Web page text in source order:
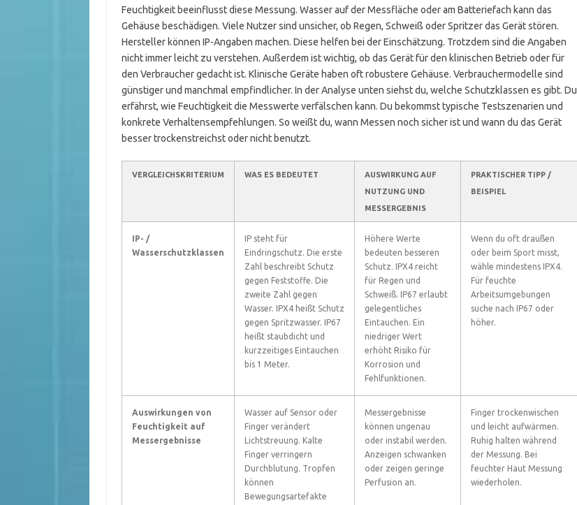
Feuchtigkeit beeinflusst diese Messung. Wasser auf der Messfläche oder am Batteriefach kann das
Gehäuse beschädigen. Viele Nutzer sind unsicher, ob Regen, Schweiß oder Spritzer das Gerät stören.
Hersteller können IP-Angaben machen. Diese helfen bei der Einschätzung. Trotzdem sind die Angaben
nicht immer leicht zu verstehen. Außerdem ist wichtig, ob das Gerät für den klinischen Betrieb oder für
den Verbraucher gedacht ist. Klinische Geräte haben oft robustere Gehäuse. Verbrauchermodelle sind
günstiger und manchmal empfindlicher. In der Analyse unten siehst du, welche Schutzklassen es gibt. Du
erfährst, wie Feuchtigkeit die Messwerte verfälschen kann. Du bekommst typische Testszenarien und
konkrete Verhaltensempfehlungen. So weißt du, wann Messen noch sicher ist und wann du das Gerät
besser trockenstreichst oder nicht benutzt.
VERGLEICHSKRITERIUM WAS ES BEDEUTET
AUSWIRKUNG AUF
NUTZUNG UND
MESSERGEBNIS
PRAKTISCHER TIPP /
BEISPIEL
IP- /
Wasserschutzklassen
IP steht für
Eindringschutz. Die erste
Zahl beschreibt Schutz
gegen Feststoffe. Die
zweite Zahl gegen
Wasser. IPX4 heißt Schutz
gegen Spritzwasser. IP67
heißt staubdicht und
kurzzeitiges Eintauchen
bis 1 Meter.
Höhere Werte
bedeuten besseren
Schutz. IPX4 reicht
für Regen und
Schweiß. IP67 erlaubt
gelegentliches
Eintauchen. Ein
niedriger Wert
erhöht Risiko für
Korrosion und
Fehlfunktionen.
Wenn du oft draußen
oder beim Sport misst,
wähle mindestens IPX4.
Für feuchte
Arbeitsumgebungen
suche nach IP67 oder
höher.
Auswirkungen von
Feuchtigkeit auf
Messergebnisse
Wasser auf Sensor oder
Finger verändert
Lichtstreuung. Kalte
Finger verringern
Durchblutung. Tropfen
können
Bewegungsartefakte
Messergebnisse
können ungenau
oder instabil werden.
Anzeigen schwanken
oder zeigen geringe
Perfusion an.
Finger trockenwischen
und leicht aufwärmen.
Ruhig halten während
der Messung. Bei
feuchter Haut Messung
wiederholen.